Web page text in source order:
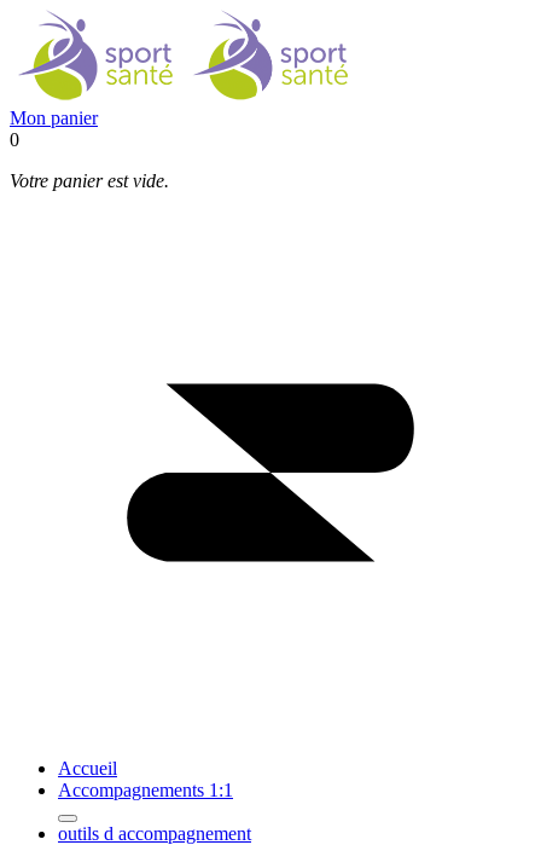
Mon panier
0
Votre panier est vide.
Accueil
Accompagnements 1:1
outils d accompagnement